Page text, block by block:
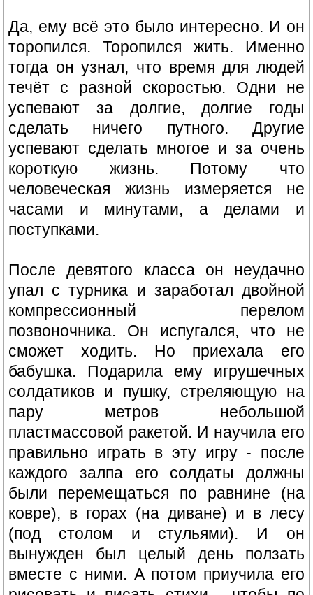
Да, ему всё это было интересно. И он
торопился. Торопился жить. Именно
тогда он узнал, что время для людей
течёт с разной скоростью. Одни не
успевают за долгие, долгие годы
сделать ничего путного. Другие
успевают сделать многое и за очень
короткую жизнь. Потому что
человеческая жизнь измеряется не
часами и минутами, а делами и
поступками.
После девятого класса он неудачно
упал с турника и заработал двойной
компрессионный перелом
позвоночника. Он испугался, что не
сможет ходить. Но приехала его
бабушка. Подарила ему игрушечных
солдатиков и пушку, стреляющую на
пару метров небольшой
пластмассовой ракетой. И научила его
правильно играть в эту игру - после
каждого залпа его солдаты должны
были перемещаться по равнине (на
ковре), в горах (на диване) и в лесу
(под столом и стульями). И он
вынужден был целый день ползать
вместе с ними. А потом приучила его